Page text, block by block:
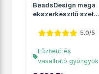
BeadsDesign mega
ékszerkészítő szett
5.0/5
Fűzhető és
vasalható gyöngyök